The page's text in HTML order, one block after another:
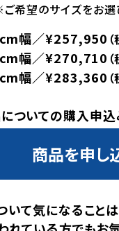
希望のサイズをお選
幅／¥257,950
幅／¥270,710
幅／¥283,360
ついての購入申込
商品を申し
いて気になること